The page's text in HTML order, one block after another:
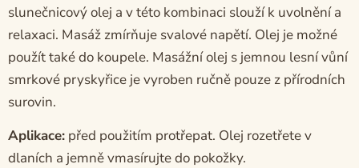
slunečnicový olej a v této kombinaci slouží k uvolnění a
relaxaci. Masáž zmírňuje svalové napětí. Olej je možné
použít také do koupele. Masážní olej s jemnou lesní vůní
smrkové pryskyřice je vyroben ručně pouze z přírodních
surovin.
Aplikace: před použitím protřepat. Olej rozetřete v
dlaních a jemně vmasírujte do pokožky.